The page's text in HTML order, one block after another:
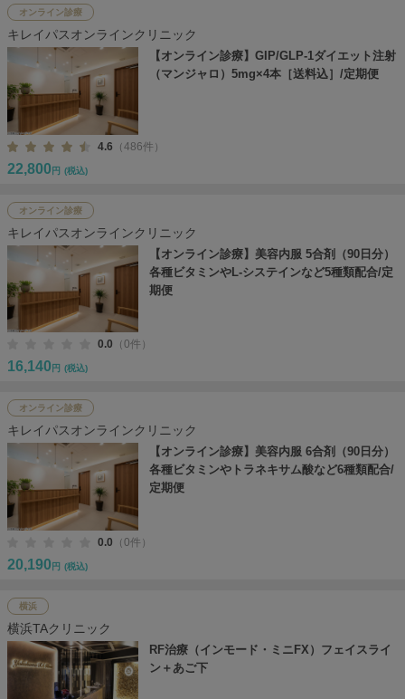
オンライン診療
キレイパスオンラインクリニック
【オンライン診療】GIP/GLP-1ダイエット注射
（マンジャロ）5mg×4本［送料込］/定期便
4.6 （486件）
22,800 円 (税込)
オンライン診療
キレイパスオンラインクリニック
【オンライン診療】美容内服 5合剤（90日分）
各種ビタミンやL-システインなど5種類配合/定
期便
0.0 （0件）
16,140 円 (税込)
オンライン診療
キレイパスオンラインクリニック
【オンライン診療】美容内服 6合剤（90日分）
各種ビタミンやトラネキサム酸など6種類配合/
定期便
0.0 （0件）
20,190 円 (税込)
横浜
横浜TAクリニック
RF治療（インモード・ミニFX）フェイスライ
ン＋あご下